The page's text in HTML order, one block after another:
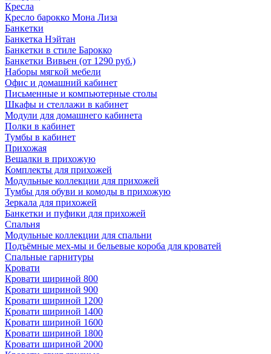
Кресла
Кресло барокко Мона Лиза
Банкетки
Банкетка Нэйтан
Банкетки в стиле Барокко
Банкетки Вивьен (от 1290 руб.)
Наборы мягкой мебели
Офис и домашний кабинет
Письменные и компьютерные столы
Шкафы и стеллажи в кабинет
Модули для домашнего кабинета
Полки в кабинет
Тумбы в кабинет
Прихожая
Вешалки в прихожую
Комплекты для прихожей
Модульные коллекции для прихожей
Тумбы для обуви и комоды в прихожую
Зеркала для прихожей
Банкетки и пуфики для прихожей
Спальня
Модульные коллекции для спальни
Подъёмные мех-мы и бельевые короба для кроватей
Спальные гарнитуры
Кровати
Кровати шириной 800
Кровати шириной 900
Кровати шириной 1200
Кровати шириной 1400
Кровати шириной 1600
Кровати шириной 1800
Кровати шириной 2000